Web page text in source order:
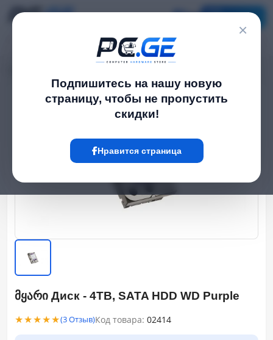
×
Подпишитесь на нашу новую
страницу, чтобы не пропустить
скидки!
Нравится страница
მყარი Диск - 4TB, SATA HDD WD Purple
★★★★★(3 Отзыв)Код товара: 02414